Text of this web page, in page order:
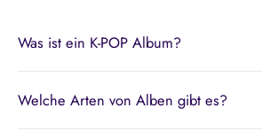
Was ist ein K-POP Album?
Welche Arten von Alben gibt es?